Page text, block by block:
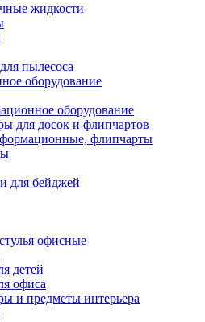
жидкости
пылесоса
оборудование
оборудование
для досок и флипчартов
флипчарты
для бейджей
офисные
детей
офиса
и предметы интерьера